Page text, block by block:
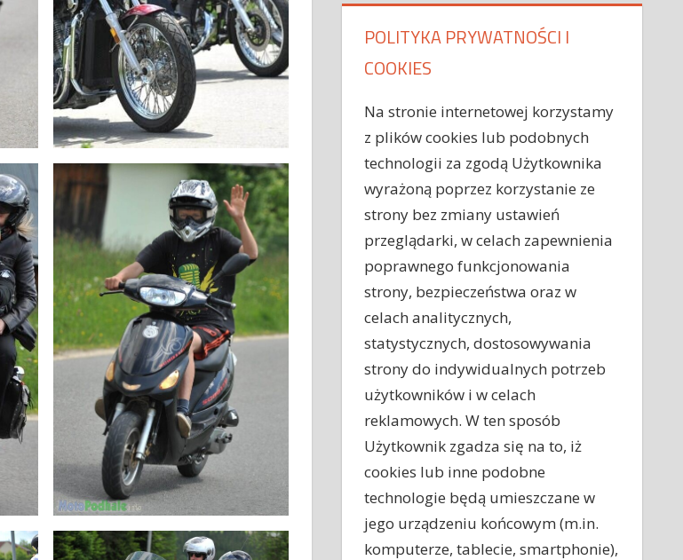
POLITYKA PRYWATNOŚCI I
COOKIES
Na stronie internetowej korzystamy
z plików cookies lub podobnych
technologii za zgodą Użytkownika
wyrażoną poprzez korzystanie ze
strony bez zmiany ustawień
przeglądarki, w celach zapewnienia
poprawnego funkcjonowania
strony, bezpieczeństwa oraz w
celach analitycznych,
statystycznych, dostosowywania
strony do indywidualnych potrzeb
użytkowników i w celach
reklamowych. W ten sposób
Użytkownik zgadza się na to, iż
cookies lub inne podobne
technologie będą umieszczane w
jego urządzeniu końcowym (m.in.
komputerze, tablecie, smartphonie),